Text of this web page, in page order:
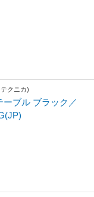
クニカ)
ブル ブラック／